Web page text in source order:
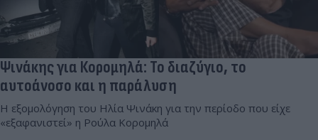
Ψινάκης για Κορομηλά: Το διαζύγιο, το
αυτοάνοσο και η παράλυση
Η εξομολόγηση του Ηλία Ψινάκη για την περίοδο που είχε
«εξαφανιστεί» η Ρούλα Κορομηλά